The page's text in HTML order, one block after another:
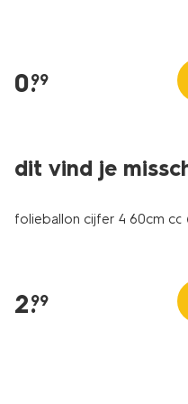
0.
99
dit vind je
folieballon cijfer 4 60cm
2.
99